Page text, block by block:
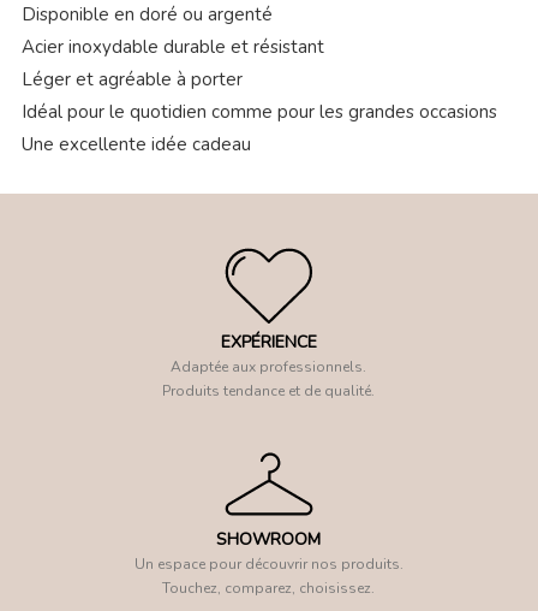
Disponible en doré ou argenté
Acier inoxydable durable et résistant
Léger et agréable à porter
Idéal pour le quotidien comme pour les grandes occasions
Une excellente idée cadeau
EXPÉRIENCE
Adaptée aux professionnels.
Produits tendance et de qualité.
SHOWROOM
Un espace pour découvrir nos produits.
Touchez, comparez, choisissez.